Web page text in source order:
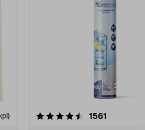
1561
4.5viidestä